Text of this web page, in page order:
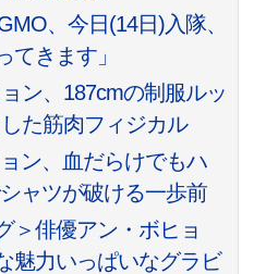
、今日(14日)入隊、
てきます」
ン、187cmの制服ルッ
た筋肉フィジカル
ン、血だらけでもハ
ャツが破ける一歩前
＞俳優アン・ボヒョ
魅力いっぱいなグラビ